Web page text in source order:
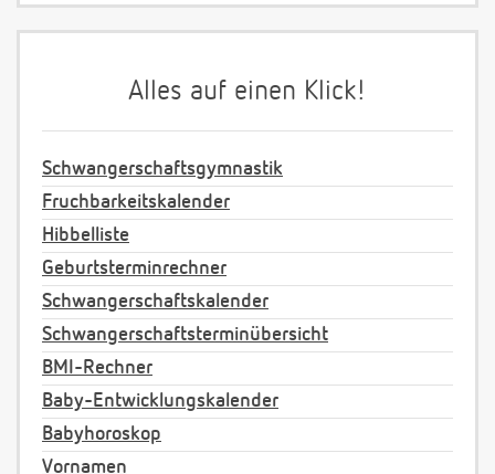
Alles auf einen Klick!
Schwangerschaftsgymnastik
Fruchbarkeitskalender
Hibbelliste
Geburtsterminrechner
Schwangerschaftskalender
Schwangerschaftsterminübersicht
BMI-Rechner
Baby-Entwicklungskalender
Babyhoroskop
Vornamen